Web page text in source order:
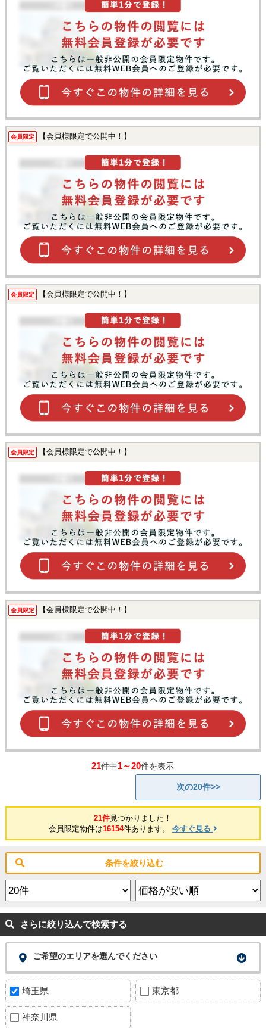
会員限定 【会員様限定で公開中！】
会員限定 【会員様限定で公開中！】
会員限定 【会員様限定で公開中！】
会員限定 【会員様限定で公開中！】
21件中1～20件を表示
次の20件>>
21件見つかりました！
会員限定物件は16154件あります。 今すぐ見る
条件を絞り込む
さらに絞り込んで検索する
ご希望のエリアを選んでください
埼玉県 東京都
神奈川県